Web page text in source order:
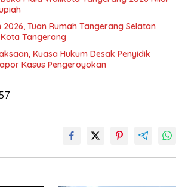
Tuan Rumah Tangerang Selatan
Tangerang
Kuasa Hukum Desak Penyidik
Kasus Pengeroyokan